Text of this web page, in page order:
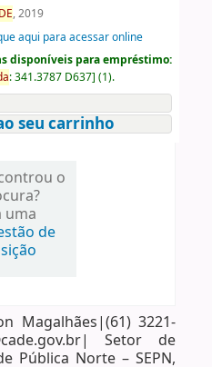
, 2019
aqui para acessar online
disponíveis para empréstimo:
:341.3787 D637] (1).
seu carrinho
o
uma
de
Magalhães|(61) 3221-
Setor de
Pública Norte – SEPN,